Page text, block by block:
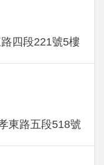
四段221號5樓
東路五段518號